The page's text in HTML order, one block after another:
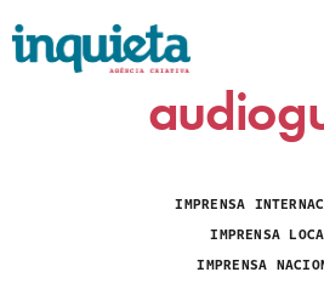
IMPRENSA
IMPRENSA
IMPRENSA